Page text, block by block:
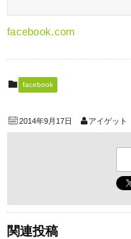
facebook.com
facebook
2014年9月17日 アイゲット
関連投稿